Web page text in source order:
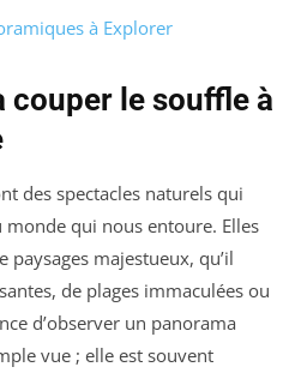
à Explorer
couper le souffle à
des spectacles naturels qui
qui nous entoure. Elles
majestueux, qu’il
de plages immaculées ou
d’observer un panorama
vue ; elle est souvent